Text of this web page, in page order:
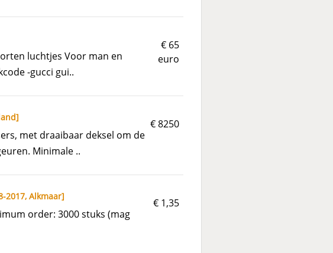
€ 65
euro
luchtjes Voor man en
-gucci gui..
€ 8250
]
met draaibaar deksel om de
Minimale ..
€ 1,35
2017, Alkmaar]
order: 3000 stuks (mag